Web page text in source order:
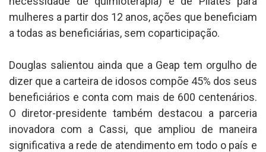
mulheres a partir dos 12 anos, ações que beneficiam
a todas as beneficiárias, sem coparticipação.
Douglas salientou ainda que a Geap tem orgulho de
dizer que a carteira de idosos compõe 45% dos seus
beneficiários e conta com mais de 600 centenários.
O diretor-presidente também destacou a parceria
inovadora com a Cassi, que ampliou de maneira
significativa a rede de atendimento em todo o país e